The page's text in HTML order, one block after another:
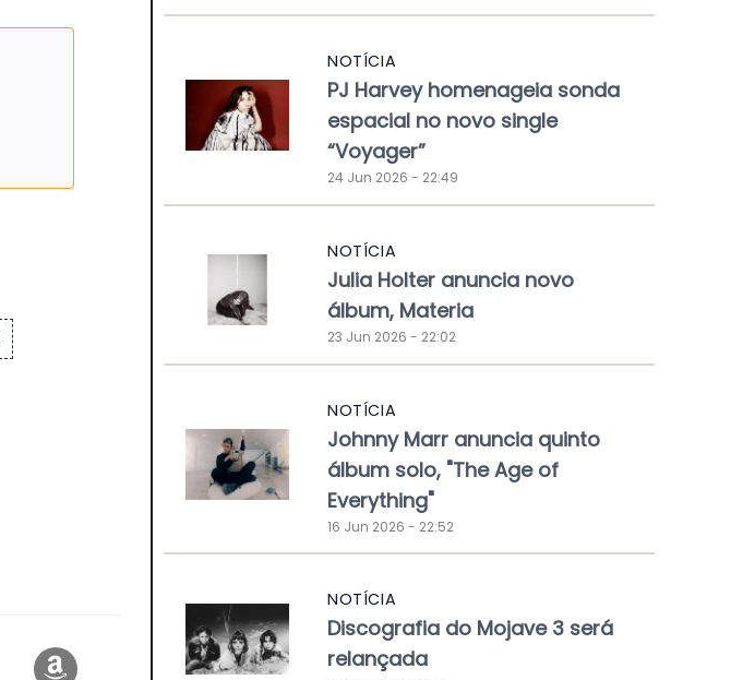
NOTÍCIA
PJ Harvey homenageia sonda
espacial no novo single
“Voyager”
24 Jun 2026 - 22:49
NOTÍCIA
Julia Holter anuncia novo
álbum, Materia
23 Jun 2026 - 22:02
NOTÍCIA
Johnny Marr anuncia quinto
álbum solo, "The Age of
Everything"
16 Jun 2026 - 22:52
NOTÍCIA
Discografia do Mojave 3 será
relançada